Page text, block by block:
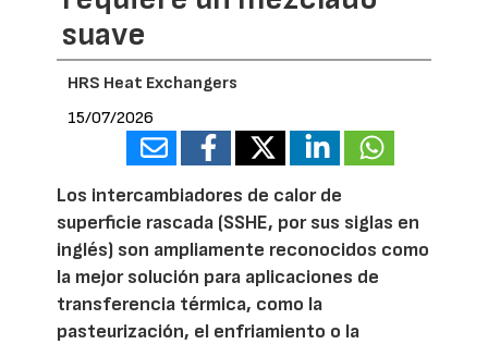
suave
HRS Heat Exchangers
15/07/2026
Los intercambiadores de calor de
superficie rascada (SSHE, por sus siglas en
inglés) son ampliamente reconocidos como
la mejor solución para aplicaciones de
transferencia térmica, como la
pasteurización, el enfriamiento o la